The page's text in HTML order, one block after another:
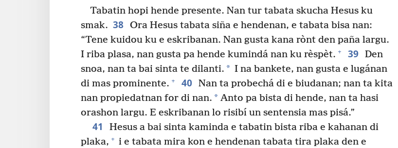
Tabatin hopi hende presente. Nan tur tabata skucha Hesus ku
smak. 38 Ora Hesus tabata siña e hendenan, e tabata bisa nan:
“Tene kuidou ku e eskribanan. Nan gusta kana rònt den paña largu.
I riba plasa, nan gusta pa hende kumindá nan ku rèspèt. + 39 Den
snoa, nan ta bai sinta te dilanti. * I na bankete, nan gusta e lugánan
di mas prominente. + 40 Nan ta probechá di e biudanan; nan ta kita
nan propiedatnan for di nan. * Anto pa bista di hende, nan ta hasi
orashon largu. E eskribanan lo risibí un sentensia mas pisá.”
41
Hesus a bai sinta kaminda e tabatin bista riba e kahanan di
plaka, + i e tabata mira kon e hendenan tabata tira plaka den e